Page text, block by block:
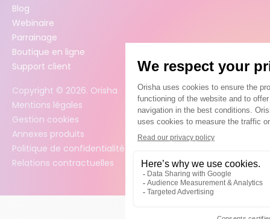
Blog
Webinaire
Parrainage
Boutique en ligne
Support client
Copyright © 2026. Orisha
Mentions légales
Gestion cookies
Annexes produits
Politique de confidentialité des données
Relations contractuelles